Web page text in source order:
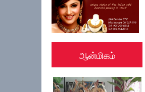
ஆன்மிகம்